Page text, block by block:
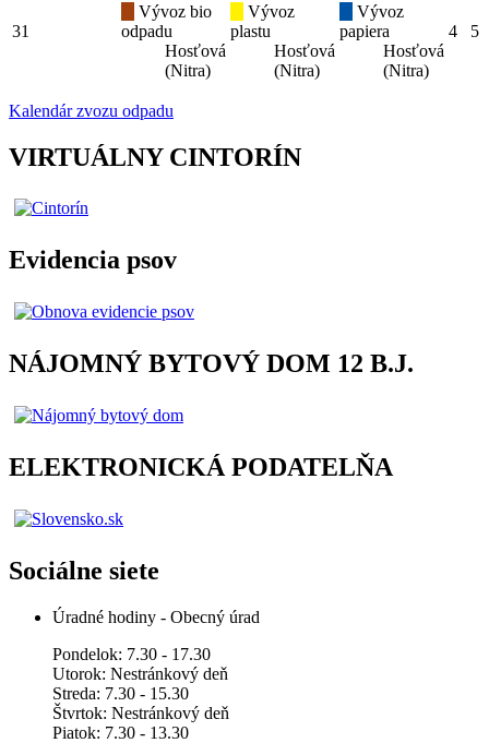
31
Vývoz bio
odpadu
Hosťová
(Nitra)
Vývoz
plastu
Hosťová
(Nitra)
Vývoz
papiera
Hosťová
(Nitra)
4 5
Kalendár zvozu odpadu
VIRTUÁLNY CINTORÍN
Evidencia psov
NÁJOMNÝ BYTOVÝ DOM 12 B.J.
ELEKTRONICKÁ PODATELŇA
Sociálne siete
Úradné hodiny - Obecný úrad
Pondelok: 7.30 - 17.30
Utorok: Nestránkový deň
Streda: 7.30 - 15.30
Štvrtok: Nestránkový deň
Piatok: 7.30 - 13.30